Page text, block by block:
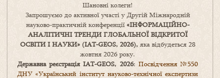
Шановні колеги!
Запрошуємо до активної участі у Другій Міжнародній
науково-практичній конференції «ІНФОРМАЦІЙНО-
АНАЛІТИЧНІ ТРЕНДИ ГЛОБАЛЬНОЇ ВІДКРИТОЇ
ОСВІТИ І НАУКИ» (IAT-GEOS, 2026),яка відбудеться 28
жовтня 2026 року.
Державна реєстрація IAT-GEOS, 2026: Посвідчення №550
ДНУ «Український інститут науково-технічної експертизи